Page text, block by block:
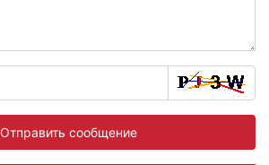
Отправить сообщение